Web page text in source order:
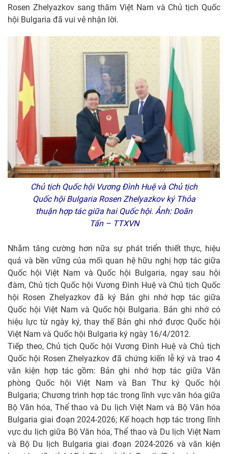
Rosen Zhelyazkov sang thăm Việt Nam và Chủ tịch Quốc
hội Bulgaria đã vui vẻ nhận lời.
Chủ tịch Quốc hội Vương Đình Huệ và Chủ tịch
Quốc hội Bulgaria Rosen Zhelyazkov ký Thỏa
thuận hợp tác giữa hai Quốc hội. Ảnh: Doãn
Tấn – TTXVN
Nhằm tăng cường hơn nữa sự phát triển thiết thực, hiệu
quả và bền vững của mối quan hệ hữu nghị hợp tác giữa
Quốc hội Việt Nam và Quốc hội Bulgaria, ngay sau hội
đàm, Chủ tịch Quốc hội Vương Đình Huệ và Chủ tịch Quốc
hội Rosen Zhelyazkov đã ký Bản ghi nhớ hợp tác giữa
Quốc hội Việt Nam và Quốc hội Bulgaria. Bản ghi nhớ có
hiệu lực từ ngày ký, thay thế Bản ghi nhớ được Quốc hội
Việt Nam và Quốc hội Bulgaria ký ngày 16/4/2012.
Tiếp theo, Chủ tịch Quốc hội Vương Đình Huệ và Chủ tịch
Quốc hội Rosen Zhelyazkov đã chứng kiến lễ ký và trao 4
văn kiện hợp tác gồm: Bản ghi nhớ hợp tác giữa Văn
phòng Quốc hội Việt Nam và Ban Thư ký Quốc hội
Bulgaria; Chương trình hợp tác trong lĩnh vực văn hóa giữa
Bộ Văn hóa, Thể thao và Du lịch Việt Nam và Bộ Văn hóa
Bulgaria giai đoạn 2024-2026; Kế hoạch hợp tác trong lĩnh
vực du lịch giữa Bộ Văn hóa, Thể thao và Du lịch Việt Nam
và Bộ Du lịch Bulgaria giai đoạn 2024-2026 và văn kiện